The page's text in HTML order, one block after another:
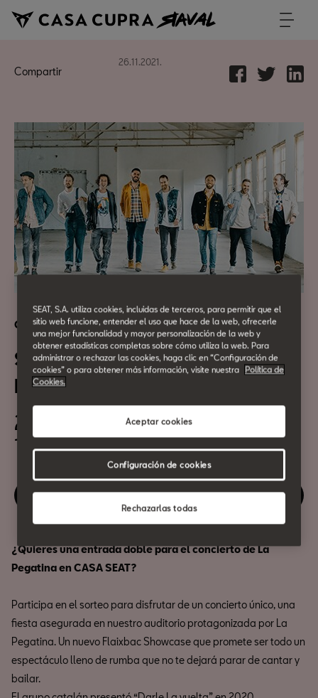
26.11.2021.
Compartir
Cultura Urbana
Sorteo Flaixbac Showcase: La
Pegatina
26 de Noviembre
19:30h
¡Suerte!
¿Quieres una entrada doble para el concierto de La
Pegatina en CASA SEAT?
Participa en el sorteo para disfrutar de un concierto único, una
fiesta asegurada en nuestro auditorio protagonizada por La
Pegatina. Un nuevo Flaixbac Showcase que promete ser todo un
espectáculo lleno de rumba que no te dejará parar de cantar y
bailar.
SEAT, S.A. utiliza cookies, incluidas de terceros, para permitir que el
sitio web funcione, entender el uso que hace de la web, ofrecerle
una mejor funcionalidad y mayor personalización de la web y
obtener estadísticas completas sobre cómo utiliza la web. Para
administrar o rechazar las cookies, haga clic en “Configuración de
cookies” o para obtener más información, visite nuestra
Política de
Cookies.
Rechazarlas todas
Aceptar cookies
Configuración de cookies